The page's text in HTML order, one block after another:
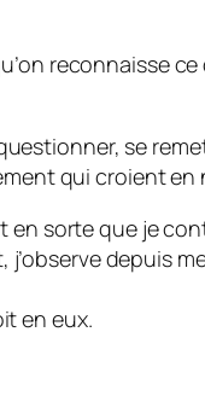
reconnaisse
se
qui croient
en sorte que je
depuis
en eux.